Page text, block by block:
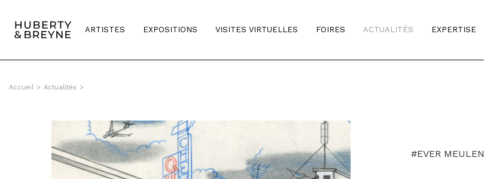
ARTISTES EXPOSITIONS VISITES VIRTUELLES FOIRES ACTUALITÉS EXPERTISE
Accueil > Actualités >
#EVER MEULEN